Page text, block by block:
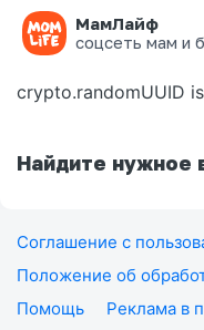
МамЛайф
соцсеть мам и
Ошибка на
crypto.randomUUID
Найдите нужное
Соглашение с
Положение об
Помощь
Реклама в